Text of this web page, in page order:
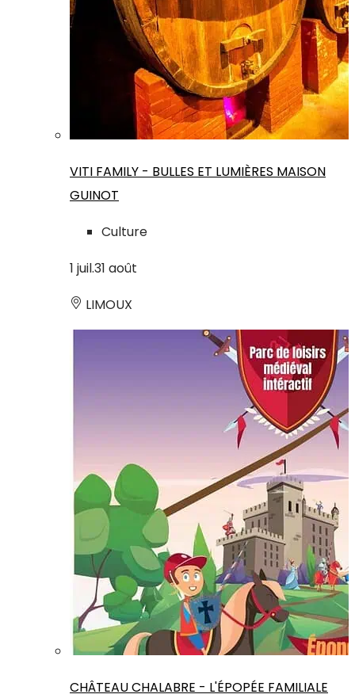
VITI FAMILY - BULLES ET LUMIÈRES MAISON
GUINOT
Culture
1 juil.31 août
LIMOUX
CHÂTEAU CHALABRE - L'ÉPOPÉE FAMILIALE